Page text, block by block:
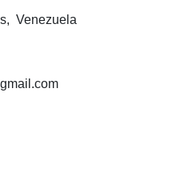
Venezuela